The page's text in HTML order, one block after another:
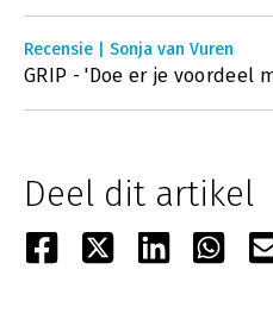
Recensie | Sonja van Vuren
GRIP - 'Doe er je voordeel
Deel dit artikel